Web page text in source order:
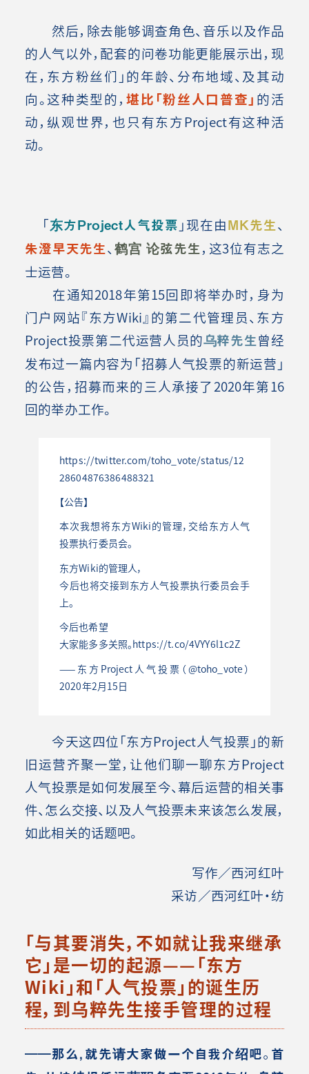
然后，除去能够调查角色、音乐以及作品
的人气以外，配套的问卷功能更能展示出，现
在，东方粉丝们」的年龄、分布地域、及其动
向。这种类型的，堪比「粉丝人口普查」 的活
动，纵观世界，也只有东方Project有这种活
动。
「东方Project人气投票 」现在由MK先生、
朱澄早天先生、 鹤宫 论弦先生，这3位有志之
士运营。
在通知2018年第15回即将举办时，身为
门户网站『东方Wiki』的第二代管理员、东方
Project投票第二代运营人员的乌粹先生曾经
发布过一篇内容为「招募人气投票的新运营」
的公告，招募而来的三人承接了2020年第16
回的举办工作。
https://twitter.com/toho_vote/status/12
28604876386488321
【公告】
本次我想将东方Wiki的管理，交给东方人气
投票执行委员会。
东方Wiki的管理人，
今后也将交接到东方人气投票执行委员会手
上。
今后也希望
大家能多多关照。https://t.co/4VYY6l1c2Z
——东方Project人气投票（@toho_vote）
2020年2月15日
今天这四位「东方Project人气投票」的新
旧运营齐聚一堂，让他们聊一聊东方Project
人气投票是如何发展至今、幕后运营的相关事
件、怎么交接、以及人气投票未来该怎么发展，
如此相关的话题吧。
写作／西河红叶
采访／西河红叶・纺
「与其要消失，不如就让我来继承
它」是一切的起源——「东方
Wiki」和「人气投票」的诞生历
程，到乌粹先生接手管理的过程
――那么，就先请大家做一个自我介绍吧。首